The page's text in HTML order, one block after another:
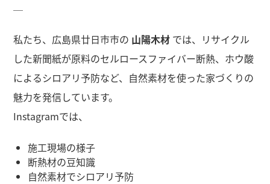
私たち、広島県廿日市市の 山陽木材 では、リサイクル
した新聞紙が原料のセルロースファイバー断熱、ホウ酸
によるシロアリ予防など、自然素材を使った家づくりの
魅力を発信しています。
Instagramでは、
施工現場の様子
断熱材の豆知識
自然素材でシロアリ予防